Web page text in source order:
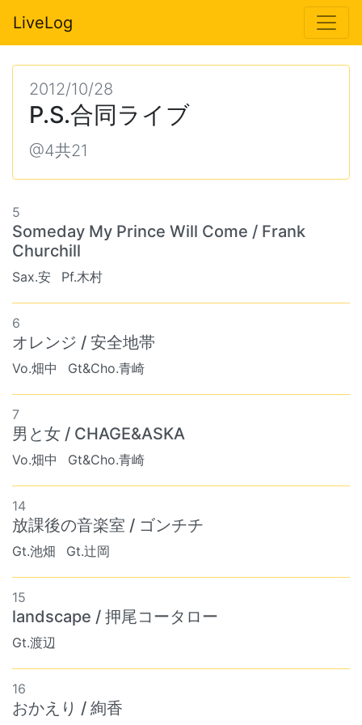
LiveLog
2012/10/28
P.S.合同ライブ
@4共21
5
Someday My Prince Will Come / Frank
Churchill
Sax.安 Pf.木村
6
オレンジ / 安全地帯
Vo.畑中 Gt&Cho.青崎
7
男と女 / CHAGE&ASKA
Vo.畑中 Gt&Cho.青崎
14
放課後の音楽室 / ゴンチチ
Gt.池畑 Gt.辻岡
15
landscape / 押尾コータロー
Gt.渡辺
16
おかえり / 絢香